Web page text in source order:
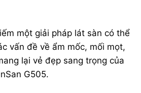
một giải pháp lát sàn có thể
vấn đề về ẩm mốc, mối mọt,
lại vẻ đẹp sang trọng của
G505.